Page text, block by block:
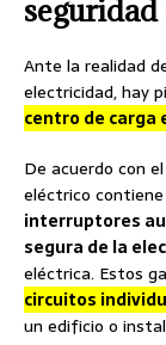
Ante la realidad
electricidad, hay
centro de carga
De acuerdo con
eléctrico
interruptores
segura de la
eléctrica. Estos
circuitos
un edificio o